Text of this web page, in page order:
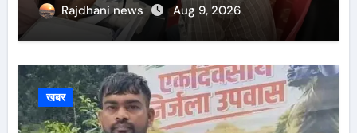
Rajdhani news Aug 9, 2026
खबर